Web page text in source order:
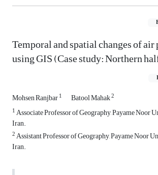
Temporal and spatial changes of
using GIS (Case study: Northern
Mohsen Ranjbar1 Batool Mahak2
1Associate Professor of Geography, Payame Noor
Iran.
2Assistant Professor of Geography, Payame Noor
Iran.